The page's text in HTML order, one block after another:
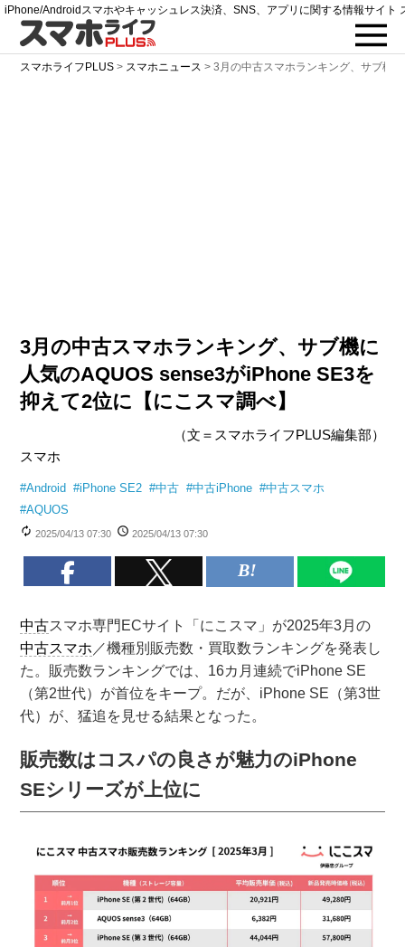
iPhone/Androidスマホやキャッシュレス決済、SNS、アプリに関する情報サイト
スマホライフPLUS > スマホニュース >3月の中古スマホランキング、サブ機
3月の中古スマホランキング、サブ機に
人気のAQUOS sense3がiPhone SE3を
抑えて2位に【にこスマ調べ】
（文＝スマホライフPLUS編集部）
スマホ
#Android #iPhone SE2 #中古 #中古iPhone #中古スマホ
#AQUOS
2025/04/13 07:30 2025/04/13 07:30
中古スマホ専門ECサイト「にこスマ」が2025年3月の
中古スマホ ／機種別販売数・買取数ランキングを発表し
た。販売数ランキングでは、16カ月連続でiPhone SE
（第2世代）が首位をキープ。だが、iPhone SE（第3世
代）が、猛追を見せる結果となった。
販売数はコスパの良さが魅力のiPhone
SEシリーズが上位に